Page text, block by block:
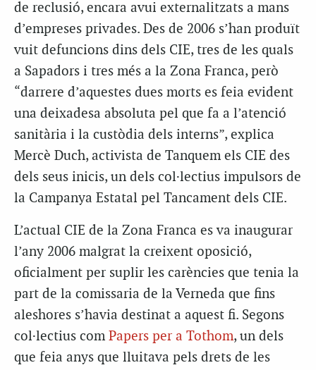
de reclusió, encara avui externalitzats a mans
d’empreses privades. Des de 2006 s’han produït
vuit defuncions dins dels CIE, tres de les quals
a Sapadors i tres més a la Zona Franca, però
“darrere d’aquestes dues morts es feia evident
una deixadesa absoluta pel que fa a l’atenció
sanitària i la custòdia dels interns”, explica
Mercè Duch, activista de Tanquem els CIE des
dels seus inicis, un dels col·lectius impulsors de
la Campanya Estatal pel Tancament dels CIE.
L’actual CIE de la Zona Franca es va inaugurar
l’any 2006 malgrat la creixent oposició,
oficialment per suplir les carències que tenia la
part de la comissaria de la Verneda que fins
aleshores s’havia destinat a aquest fi. Segons
col·lectius com Papers per a Tothom, un dels
que feia anys que lluitava pels drets de les